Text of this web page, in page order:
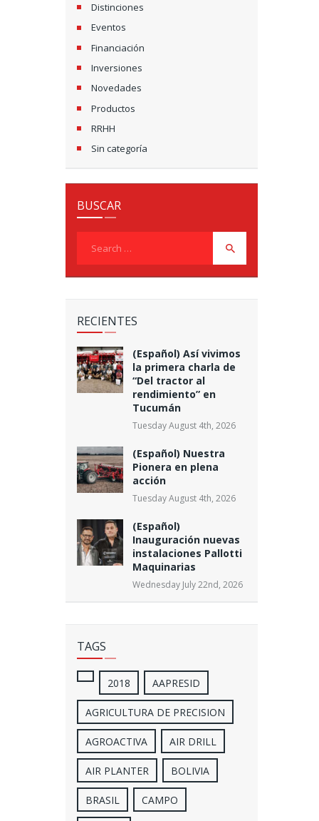
Distinciones
Eventos
Financiación
Inversiones
Novedades
Productos
RRHH
Sin categoría
BUSCAR
RECIENTES
(Español) Así vivimos
la primera charla de
“Del tractor al
rendimiento” en
Tucumán
Tuesday August 4th, 2026
(Español) Nuestra
Pionera en plena
acción
Tuesday August 4th, 2026
(Español)
Inauguración nuevas
instalaciones Pallotti
Maquinarias
Wednesday July 22nd, 2026
TAGS
2018 AAPRESID
AGRICULTURA DE PRECISION
AGROACTIVA AIR DRILL
AIR PLANTER BOLIVIA
BRASIL CAMPO